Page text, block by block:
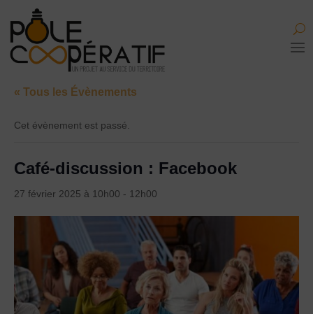
« Tous les Évènements
Cet évènement est passé.
Café-discussion : Facebook
27 février 2025 à 10h00 - 12h00